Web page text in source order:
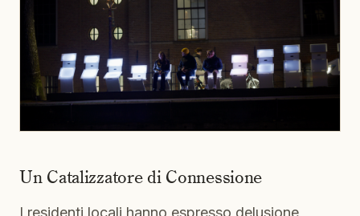
Un Catalizzatore di Connessione